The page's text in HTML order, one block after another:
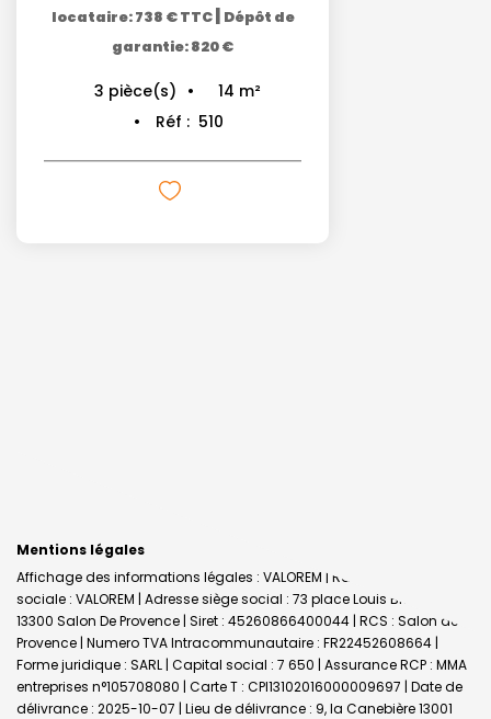
locataire: 738 € TTC| Dépôt de
garantie: 820 €
3 pièce(s) 14 m²
Réf : 510
Mentions légales
Affichage des informations légales : VALOREM | Raison
sociale : VALOREM | Adresse siège social : 73 place Louis Blanc -
13300 Salon De Provence | Siret : 45260866400044 | RCS : Salon de
Provence | Numero TVA Intracommunautaire : FR22452608664 |
Forme juridique : SARL | Capital social : 7 650 | Assurance RCP : MMA
entreprises n°105708080 | Carte T : CPI13102016000009697 | Date de
délivrance : 2025-10-07 | Lieu de délivrance : 9, la Canebière 13001